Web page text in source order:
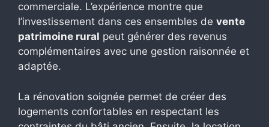
commerciale. L’expérience montre que
l’investissement dans ces ensembles de vente
patrimoine rural peut générer des revenus
complémentaires avec une gestion raisonnée et
adaptée.
La rénovation soignée permet de créer des
logements confortables en respectant les